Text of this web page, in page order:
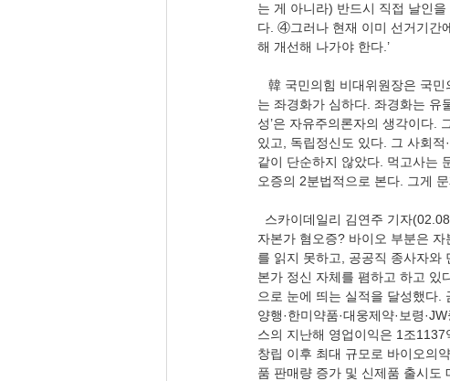
는 게 아니라) 반드시 직접 날인
다. ④그러나 현재 이미 선거기간
해 개선해 나가야 한다.’
韓 국민의힘 비대위원장은 국민
는 좌경화가 심하다. 좌경화는 유
성’은 자유주의론자의 생각이다.
있고, 독립정신도 있다. 그 사회
같이 단순하지 않았다. 먹고사는
오증의 2분법적으로 본다. 그게 문
스카이데일리 김연주 기자
자본가 혐오증? 바이오 부분은
를 읽지 못하고, 공공직 종사자와
본가 정신 자체를 폄하고 하고 있
으로 눈에 띄는 실적을 달성했다.
양행·한미약품·대웅제약·보령
스의 지난해 영업이익은 1조
창립 이후 최대 규모로 바이오의
품 판매량 증가 및 신제품 출시도